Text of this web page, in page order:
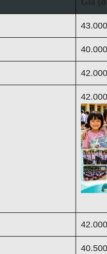
43.000
40.000
42.000
42.000
42.000
40.500